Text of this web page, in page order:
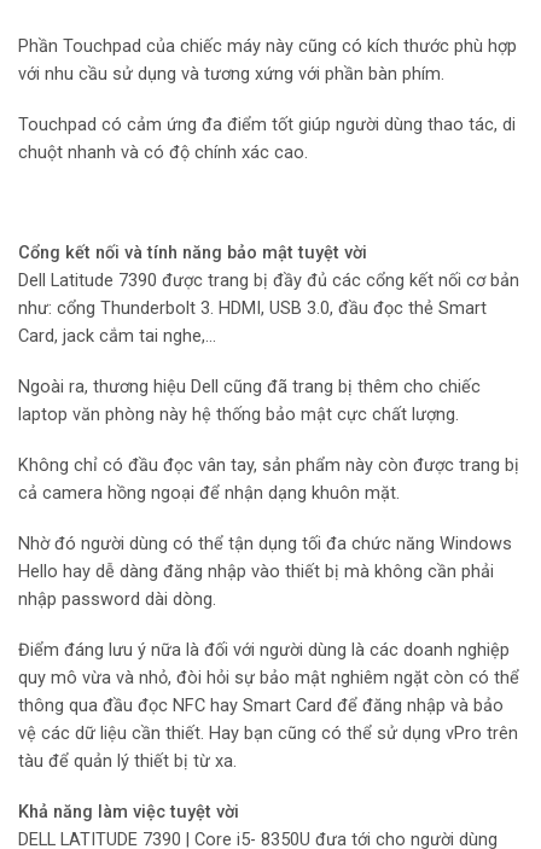
Phần Touchpad của chiếc máy này cũng có kích thước phù hợp
với nhu cầu sử dụng và tương xứng với phần bàn phím.
Touchpad có cảm ứng đa điểm tốt giúp người dùng thao tác, di
chuột nhanh và có độ chính xác cao.
Cổng kết nối và tính năng bảo mật tuyệt vời
Dell Latitude 7390 được trang bị đầy đủ các cổng kết nối cơ bản
như: cổng Thunderbolt 3. HDMI, USB 3.0, đầu đọc thẻ Smart
Card, jack cắm tai nghe,…
Ngoài ra, thương hiệu Dell cũng đã trang bị thêm cho chiếc
laptop văn phòng này hệ thống bảo mật cực chất lượng.
Không chỉ có đầu đọc vân tay, sản phẩm này còn được trang bị
cả camera hồng ngoại để nhận dạng khuôn mặt.
Nhờ đó người dùng có thể tận dụng tối đa chức năng Windows
Hello hay dễ dàng đăng nhập vào thiết bị mà không cần phải
nhập password dài dòng.
Điểm đáng lưu ý nữa là đối với người dùng là các doanh nghiệp
quy mô vừa và nhỏ, đòi hỏi sự bảo mật nghiêm ngặt còn có thể
thông qua đầu đọc NFC hay Smart Card để đăng nhập và bảo
vệ các dữ liệu cần thiết. Hay bạn cũng có thể sử dụng vPro trên
tàu để quản lý thiết bị từ xa.
Khả năng làm việc tuyệt vời
DELL LATITUDE 7390 | Core i5- 8350U đưa tới cho người dùng